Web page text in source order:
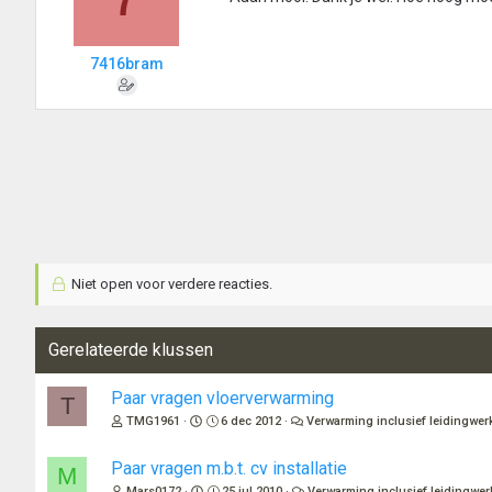
7416bram
Niet open voor verdere reacties.
Gerelateerde klussen
T Paar vragen vloerverwarming
TMG1961 6 dec 2012 Verwarming inclusief
M Paar vragen m.b.t. cv installatie